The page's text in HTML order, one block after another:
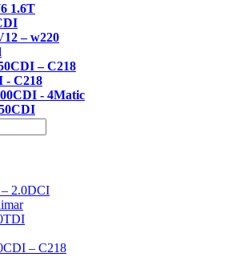
1.6T
– w220
– C218
- C218
- 4Matic
– 2.0DCI
– C218